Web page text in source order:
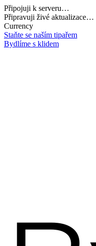
Připojuji k serveru…
Načítám potřebná data…
Currency
Staňte se naším tipařem
Bydlíme s klidem